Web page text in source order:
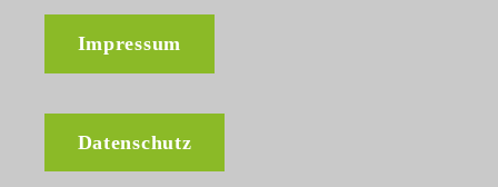
Impressum
Datenschutz